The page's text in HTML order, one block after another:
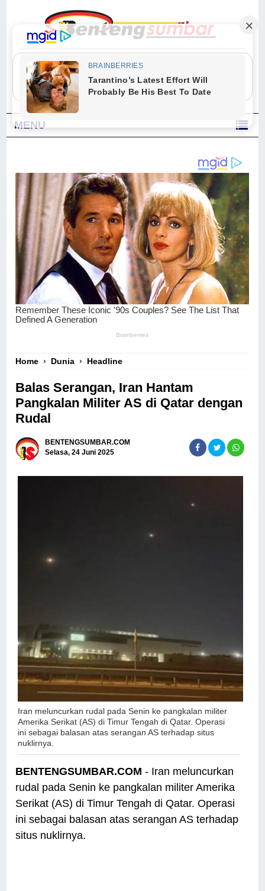
"Sesungguhnya Allah dan para malaikat-Nya berselawat untuk Nabi.
Wahai orang-orang yang beriman, berselawatlah kamu untuk Nabi dan
ucapkanlah salam dengan penuh penghormatan kepadanya." (Qs. Al
Ahzab Ayat 56)
MENU
Home › Dunia › Headline
Balas Serangan, Iran Hantam
Pangkalan Militer AS di Qatar dengan
Rudal
BENTENGSUMBAR.COM
Selasa, 24 Juni 2025
Iran meluncurkan rudal pada Senin ke pangkalan militer
Amerika Serikat (AS) di Timur Tengah di Qatar. Operasi
ini sebagai balasan atas serangan AS terhadap situs
nuklirnya.
BENTENGSUMBAR.COM - Iran meluncurkan
rudal pada Senin ke pangkalan militer Amerika
Serikat (AS) di Timur Tengah di Qatar. Operasi
ini sebagai balasan atas serangan AS terhadap
situs nuklirnya.